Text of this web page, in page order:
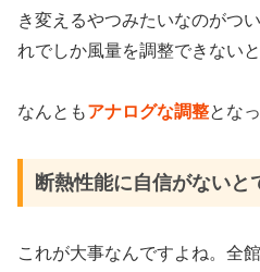
き変えるやつみたいなのがつ
れでしか風量を調整できないと
なんともアナログな調整とな
断熱性能に自信がないと
これが大事なんですよね。全